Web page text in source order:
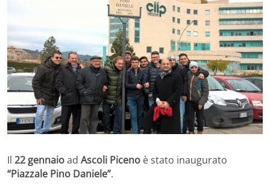
Il 22 gennaioad Ascoli Piceno è stato inaugurato
“Piazzale Pino Daniele”.